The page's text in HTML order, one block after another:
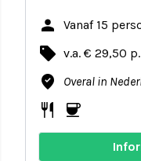
person Vanaf 15
local_offer v.a. € 29,50
where_to_vote Overal in
restaurant coffee